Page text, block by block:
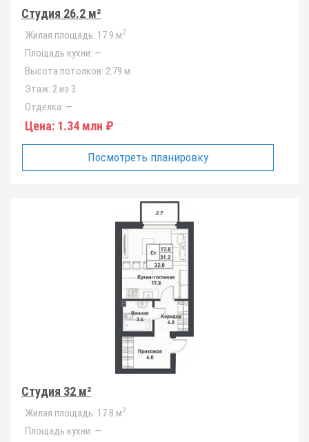
Студия 26.2 м²
Жилая площадь: 17.9 м2
Площадь кухни: —
Высота потолков: 2.79 м
Этаж: 2 из 3
Отделка: —
Цена: 1.34 млн ₽
Посмотреть планировку
Студия 32 м²
Жилая площадь: 17.8 м2
Площадь кухни: —